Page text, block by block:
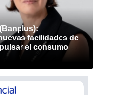
facilidades de
el consumo